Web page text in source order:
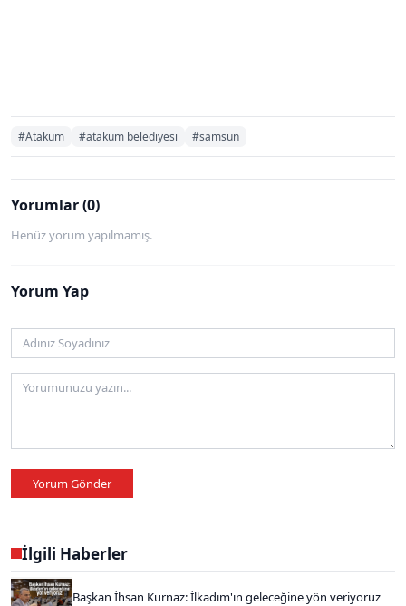
#Atakum #atakum belediyesi #samsun
Yorumlar (0)
Henüz yorum yapılmamış.
Yorum Yap
Yorum Gönder
İlgili Haberler
Başkan İhsan Kurnaz: İlkadım'ın geleceğine yön veriyoruz